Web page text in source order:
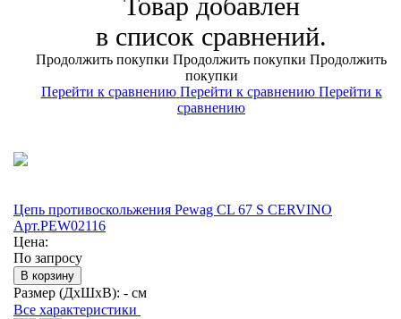
Товар добавлен
в список сравнений.
Продолжить покупки Продолжить покупки Продолжить
покупки
Перейти к сравнению Перейти к сравнению Перейти к
сравнению
Цепь противоскольжения Pewag CL 67 S CERVINO
Арт.PEW02116
Цена:
По запросу
В корзину
Размер (ДхШхВ): - см
Все характеристики